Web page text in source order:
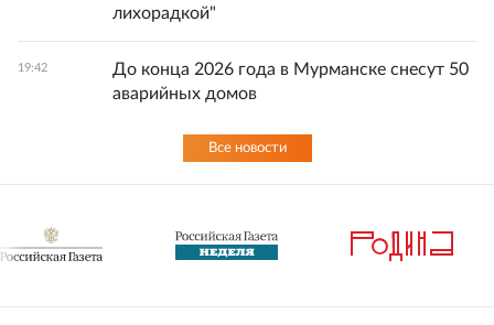
лихорадкой"
19:42
До конца 2026 года в Мурманске снесут 50
аварийных домов
Все новости